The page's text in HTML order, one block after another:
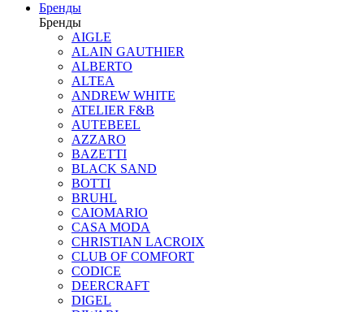
Бренды
Бренды
AIGLE
ALAIN GAUTHIER
ALBERTO
ALTEA
ANDREW WHITE
ATELIER F&B
AUTEBEEL
AZZARO
BAZETTI
BLACK SAND
BOTTI
BRUHL
CAIOMARIO
CASA MODA
CHRISTIAN LACROIX
CLUB OF COMFORT
CODICE
DEERCRAFT
DIGEL